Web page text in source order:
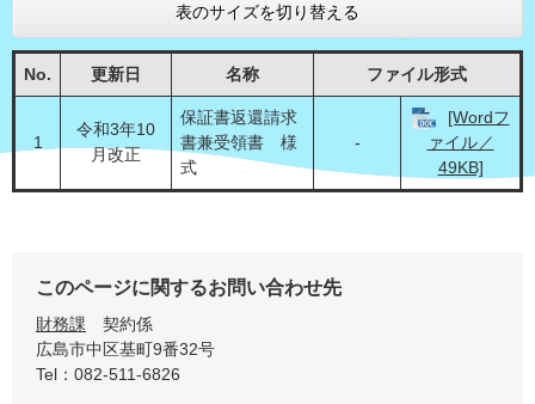
表のサイズを切り替える
No. 更新日 名称 ファイル形式
1
令和3年10
月改正
保証書返還請求
書兼受領書 様
式
-
[Wordフ
ァイル／
49KB]
このページに関するお問い合わせ先
財務課
契約係
広島市中区基町9番32号
Tel：082-511-6826